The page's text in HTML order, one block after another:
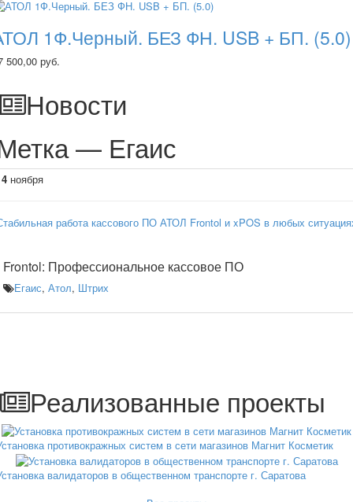
1Ф.Черный. БЕЗ ФН. USB + БП. (5.0)
500,00 руб.
Новости
— Егаис
ноября
работа кассового ПО АТОЛ Frontol и xPOS в любых
Frontol: Профессиональное кассовое ПО
Егаис, Атол, Штрих
Реализованные проекты
противокражных систем в сети магазинов Магнит Косметик
валидаторов в общественном транспорте г. Саратова